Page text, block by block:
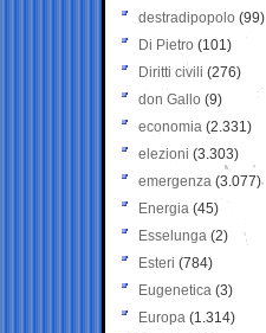
destradipopolo (99)
Di Pietro (101)
Diritti civili (276)
don Gallo (9)
economia (2.331)
elezioni (3.303)
emergenza (3.077)
Energia (45)
Esselunga (2)
Esteri (784)
Eugenetica (3)
Europa (1.314)